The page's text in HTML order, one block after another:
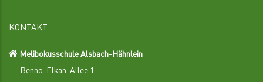
KONTAKT
Melibokusschule Alsbach-Hähnlein
Benno-Elkan-Allee 1